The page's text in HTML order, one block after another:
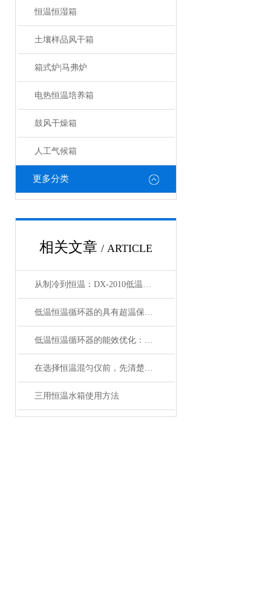
恒温恒湿箱
土壤样品风干箱
箱式炉|马弗炉
电热恒温培养箱
鼓风干燥箱
人工气候箱
更多分类
相关文章 / ARTICLE
从制冷到恒温：DX-2010低温恒温循环器的核心原理解析
低温恒温循环器的具有超温保护，传感器异常保护功能
低温恒温循环器的能效优化：如何节约能源消耗
在选择恒温混匀仪前，先清楚实验的需求
三用恒温水箱使用方法